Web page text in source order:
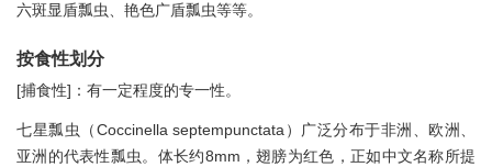
六斑显盾瓢虫、艳色广盾瓢虫等等。
按食性划分
[捕食性]：有一定程度的专一性。
七星瓢虫（Coccinella septempunctata）广泛分布于非洲、欧洲、
亚洲的代表性瓢虫。体长约8mm，翅膀为红色，正如中文名称所提